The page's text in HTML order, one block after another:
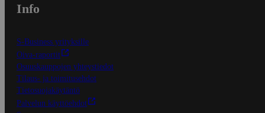
Info
S-Business yrityksille
Oiva-raportit
Osuuskauppojen yhteystiedot
Tilaus- ja toimitusehdot
Tietosuojakäytäntö
Palvelun käyttöehdot